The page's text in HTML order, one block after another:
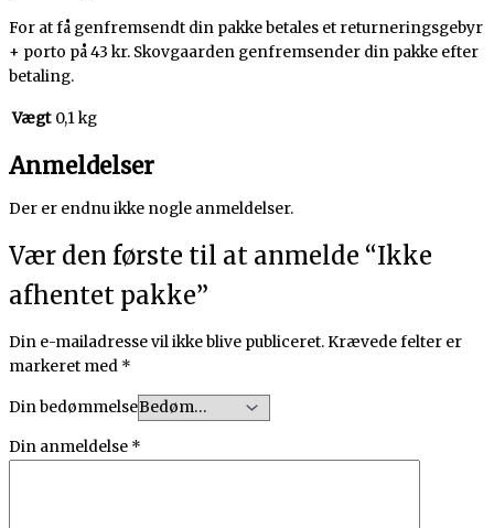
For at få genfremsendt din pakke betales et returneringsgebyr
+ porto på 43 kr. Skovgaarden genfremsender din pakke efter
betaling.
Vægt 0,1 kg
Anmeldelser
Der er endnu ikke nogle anmeldelser.
Vær den første til at anmelde “Ikke
afhentet pakke”
Din e-mailadresse vil ikke blive publiceret.Krævede felter er
markeret med *
Din bedømmelse
Din anmeldelse *